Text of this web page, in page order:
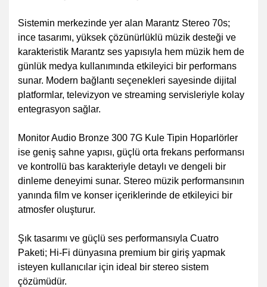
Sistemin merkezinde yer alan Marantz Stereo 70s;
ince tasarımı, yüksek çözünürlüklü müzik desteği ve
karakteristik Marantz ses yapısıyla hem müzik hem de
günlük medya kullanımında etkileyici bir performans
sunar. Modern bağlantı seçenekleri sayesinde dijital
platformlar, televizyon ve streaming servisleriyle kolay
entegrasyon sağlar.
Monitor Audio Bronze 300 7G Kule Tipin Hoparlörler
ise geniş sahne yapısı, güçlü orta frekans performansı
ve kontrollü bas karakteriyle detaylı ve dengeli bir
dinleme deneyimi sunar. Stereo müzik performansının
yanında film ve konser içeriklerinde de etkileyici bir
atmosfer oluşturur.
Şık tasarımı ve güçlü ses performansıyla Cuatro
Paketi; Hi-Fi dünyasına premium bir giriş yapmak
isteyen kullanıcılar için ideal bir stereo sistem
çözümüdür.